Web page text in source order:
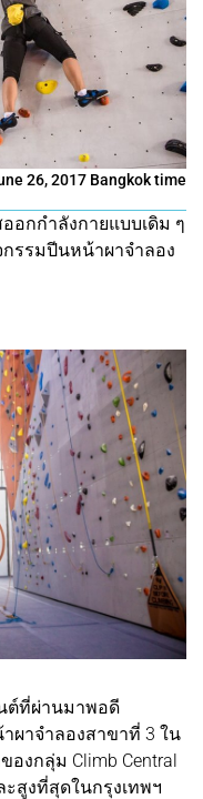
26, 2017 Bangkok time
อกกำลังกายแบบเดิม ๆ
รรมปีนหน้าผาจำลอง
ต์ที่ผ่านมาพอดี
ผาจำลองสาขาที่ 3 ใน
องกลุ่ม Climb Central
สูงที่สุดในกรุงเทพฯ